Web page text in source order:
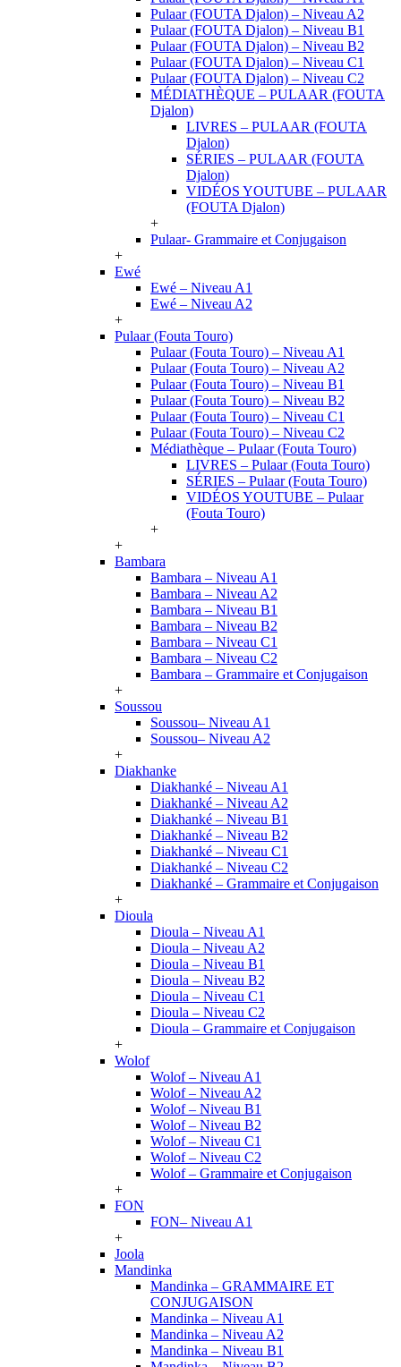
Pulaar (FOUTA Djalon) – Niveau A2
Pulaar (FOUTA Djalon) – Niveau B1
Pulaar (FOUTA Djalon) – Niveau B2
Pulaar (FOUTA Djalon) – Niveau C1
Pulaar (FOUTA Djalon) – Niveau C2
MÉDIATHÈQUE – PULAAR (FOUTA
Djalon)
LIVRES – PULAAR (FOUTA
Djalon)
SÉRIES – PULAAR (FOUTA
Djalon)
VIDÉOS YOUTUBE – PULAAR
(FOUTA Djalon)
+
Pulaar- Grammaire et Conjugaison
+
Ewé
Ewé – Niveau A1
Ewé – Niveau A2
+
Pulaar (Fouta Touro)
Pulaar (Fouta Touro) – Niveau A1
Pulaar (Fouta Touro) – Niveau A2
Pulaar (Fouta Touro) – Niveau B1
Pulaar (Fouta Touro) – Niveau B2
Pulaar (Fouta Touro) – Niveau C1
Pulaar (Fouta Touro) – Niveau C2
Médiathèque – Pulaar (Fouta Touro)
LIVRES – Pulaar (Fouta Touro)
SÉRIES – Pulaar (Fouta Touro)
VIDÉOS YOUTUBE – Pulaar
(Fouta Touro)
+
+
Bambara
Bambara – Niveau A1
Bambara – Niveau A2
Bambara – Niveau B1
Bambara – Niveau B2
Bambara – Niveau C1
Bambara – Niveau C2
Bambara – Grammaire et Conjugaison
+
Soussou
Soussou– Niveau A1
Soussou– Niveau A2
+
Diakhanke
Diakhanké – Niveau A1
Diakhanké – Niveau A2
Diakhanké – Niveau B1
Diakhanké – Niveau B2
Diakhanké – Niveau C1
Diakhanké – Niveau C2
Diakhanké – Grammaire et Conjugaison
+
Dioula
Dioula – Niveau A1
Dioula – Niveau A2
Dioula – Niveau B1
Dioula – Niveau B2
Dioula – Niveau C1
Dioula – Niveau C2
Dioula – Grammaire et Conjugaison
+
Wolof
Wolof – Niveau A1
Wolof – Niveau A2
Wolof – Niveau B1
Wolof – Niveau B2
Wolof – Niveau C1
Wolof – Niveau C2
Wolof – Grammaire et Conjugaison
+
FON
FON– Niveau A1
+
Joola
Mandinka
Mandinka – GRAMMAIRE ET
CONJUGAISON
Mandinka – Niveau A1
Mandinka – Niveau A2
Mandinka – Niveau B1